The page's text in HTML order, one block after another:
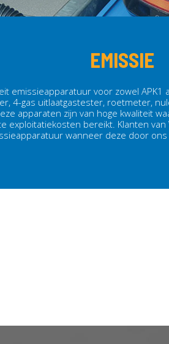
EMISSIE
emissieapparatuur voor zowel
4-gas uitlaatgastester, roetmeter,
apparaten zijn van hoge kwaliteit
exploitatiekosten bereikt. Klanten
wanneer deze door